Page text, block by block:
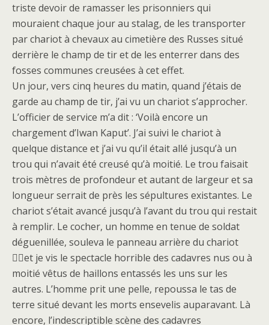
triste devoir de ramasser les prisonniers qui
mouraient chaque jour au stalag, de les transporter
par chariot à chevaux au cimetière des Russes situé
derrière le champ de tir et de les enterrer dans des
fosses communes creusées à cet effet.
Un jour, vers cinq heures du matin, quand j’étais de
garde au champ de tir, j’ai vu un chariot s’approcher.
L’officier de service m’a dit : ‘Voilà encore un
chargement d’Iwan Kaput’. J’ai suivi le chariot à
quelque distance et j’ai vu qu’il était allé jusqu’à un
trou qui n’avait été creusé qu’à moitié. Le trou faisait
trois mètres de profondeur et autant de largeur et sa
longueur serrait de près les sépultures existantes. Le
chariot s’était avancé jusqu’à l’avant du trou qui restait
à remplir. Le cocher, un homme en tenue de soldat
déguenillée, souleva le panneau arrière du chariot
et je vis le spectacle horrible des cadavres nus ou à
moitié vêtus de haillons entassés les uns sur les
autres. L’homme prit une pelle, repoussa le tas de
terre situé devant les morts ensevelis auparavant. Là
encore, l’indescriptible scène des cadavres